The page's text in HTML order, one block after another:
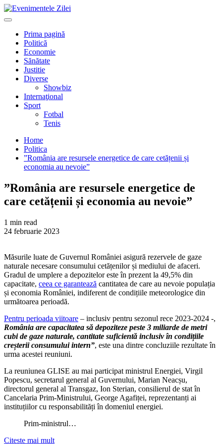
Mergi
la
Primary
Prima pagină
Politică
Economie
Sănătate
Justitie
Diverse
Showbiz
Internaţional
Sport
Fotbal
Tenis
Home
Politica
”România are resursele energetice de care cetățenii și
economia au nevoie”
”România are resursele energetice de
care cetățenii și economia au nevoie”
1 min read
24 februarie 2023
Măsurile luate de Guvernul României asigură rezervele de gaze
naturale necesare consumului cetățenilor și mediului de afaceri.
Gradul de umplere a depozitelor este în prezent la 49,5% din
capacitate, ceea ce garantează cantitatea de care au nevoie populația
și economia României, indiferent de condițiile meteorologice din
următoarea perioadă.
Pentru perioada viitoare – inclusiv pentru sezonul rece 2023-2024 -,
România are capacitatea să depoziteze peste 3 miliarde de metri
cubi de gaze naturale, cantitate suficientă inclusiv în condițiile
creșterii consumuluiintern”, este una dintre concluziile rezultate în
urma acestei reuniuni.
La reuniunea GLISE au mai participat ministrul Energiei, Virgil
Popescu, secretarul general al Guvernului, Marian Neacșu,
directorul general al Transgaz, Ion Sterian, consilierul de stat în
Cancelaria Prim-Ministrului, George Agafiței, reprezentanți ai
instituțiilor cu responsabilități în domeniul energiei.
Prim-ministrul…
Citeste mai mult